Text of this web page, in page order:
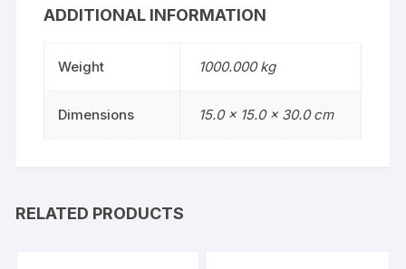
ADDITIONAL INFORMATION
Weight 1000.000 kg
Dimensions 15.0 × 15.0 × 30.0 cm
RELATED PRODUCTS